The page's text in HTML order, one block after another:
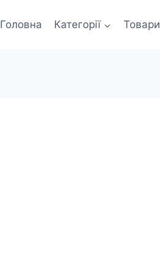
Головна Категорії Товари